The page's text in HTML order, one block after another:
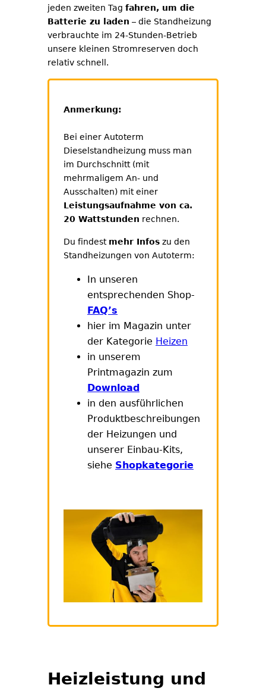
jeden zweiten Tag fahren, um die
Batterie zu laden – die Standheizung
verbrauchte im 24-Stunden-Betrieb
unsere kleinen Stromreserven doch
relativ schnell.
Anmerkung:
Bei einer Autoterm
Dieselstandheizung muss man
im Durchschnitt (mit
mehrmaligem An- und
Ausschalten) mit einer
Leistungsaufnahme von ca.
20 Wattstunden rechnen.
Du findest mehr Infos zu den
Standheizungen von Autoterm:
In unseren
entsprechenden Shop-
FAQ’s
hier im Magazin unter
der Kategorie Heizen
in unserem
Printmagazin zum
Download
in den ausführlichen
Produktbeschreibungen
der Heizungen und
unserer Einbau-Kits,
siehe Shopkategorie
Heizleistung und